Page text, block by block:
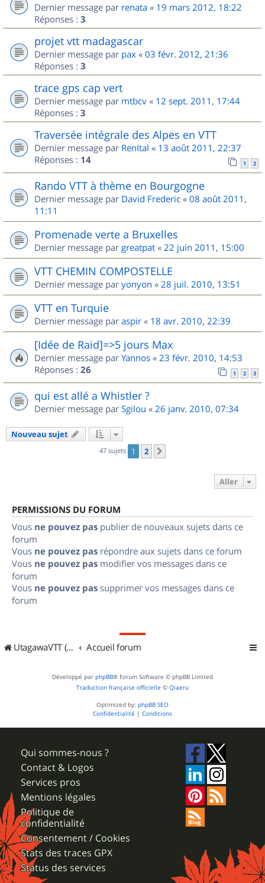
Dernier message par renata « 19 mars 2012, 18:22
Réponses : 3
projet vtt madagascar
Dernier message par pax « 03 févr. 2012, 21:36
Réponses : 3
trace gps cap vert
Dernier message par mtbcv « 12 sept. 2011, 17:44
Réponses : 3
Traversée intégrale des Alpes en VTT
Dernier message par RenItal « 13 août 2011, 22:37
Réponses : 14 1 2
Rando VTT à thème en Bourgogne
Dernier message par David Frederic « 08 août 2011,
11:11
Promenade verte a Bruxelles
Dernier message par greatpat « 22 juin 2011, 15:00
VTT CHEMIN COMPOSTELLE
Dernier message par yonyon « 28 juil. 2010, 13:51
VTT en Turquie
Dernier message par aspir « 18 avr. 2010, 22:39
[Idée de Raid]=>5 jours Max
Dernier message par Yannos « 23 févr. 2010, 14:53
Réponses : 26 1 2 3
qui est allé a Whistler ?
Dernier message par Sgilou « 26 janv. 2010, 07:34
Nouveau sujet
47 sujets 1 2
Aller
PERMISSIONS DU FORUM
Vous ne pouvez pas publier de nouveaux sujets dans ce
forum
Vous ne pouvez pas répondre aux sujets dans ce forum
Vous ne pouvez pas modifier vos messages dans ce
forum
Vous ne pouvez pas supprimer vos messages dans ce
forum
UtagawaVTT (Randos VTT et VTTAE avec traces GPS) Accueil forum
Développé par phpBB® Forum Software © phpBB Limited
Traduction française officielle © Qiaeru
Optimized by: phpBB SEO
Confidentialité | Conditions
Qui sommes-nous ?
Contact & Logos
Services pros
Mentions légales
Politique de
confidentialité
Consentement / Cookies
Stats des traces GPX
Status des services